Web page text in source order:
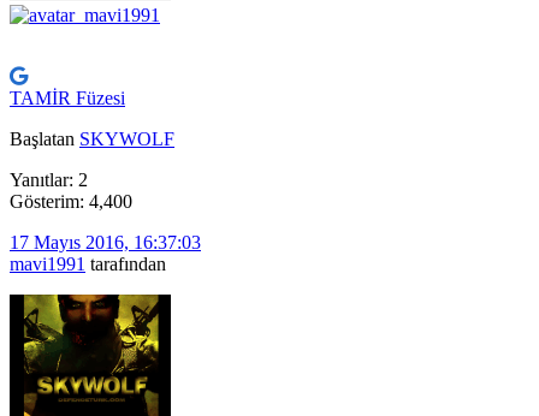
TAMİR Füzesi
Başlatan SKYWOLF
Yanıtlar: 2
Gösterim: 4,400
17 Mayıs 2016, 16:37:03
mavi1991 tarafından